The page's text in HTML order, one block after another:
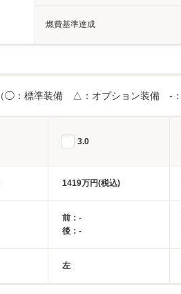
燃費基準達成
（◯：標準装備 △：オプション装備 -：
3.0
1419万円(税込)
前：-
後：-
左